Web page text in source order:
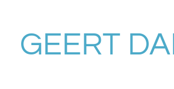
GEERT